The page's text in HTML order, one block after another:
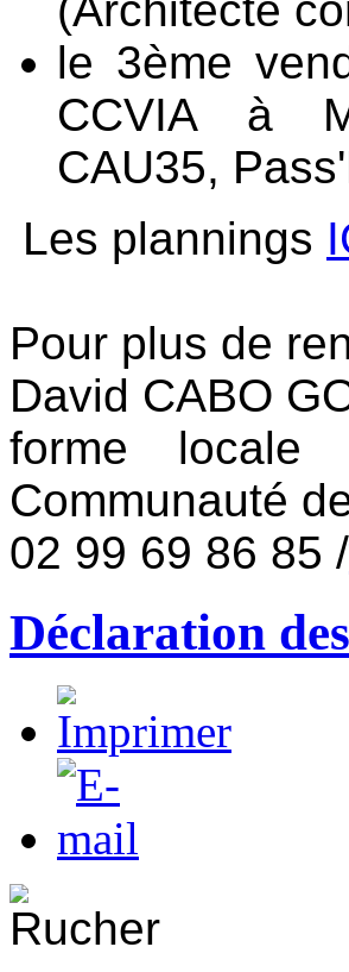
(Architecte
le 3ème
CCVIA à
CAU35,
Les plannings
Pour plus de
David CABO
forme
Communauté
02 99 69 86 85 /
Déclaration